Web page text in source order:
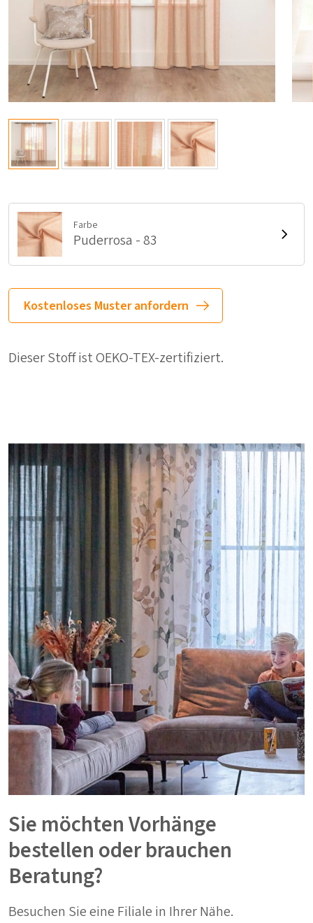
Farbe
Puderrosa - 83
Kostenloses Muster anfordern
Dieser Stoff ist OEKO-TEX-zertifiziert.
Sie möchten Vorhänge
bestellen oder brauchen
Beratung?
Besuchen Sie eine Filiale in Ihrer Nähe.